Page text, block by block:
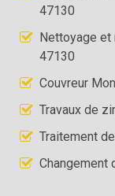
47130
Nettoyage et
47130
Couvreur
Travaux de
Traitement
Changement